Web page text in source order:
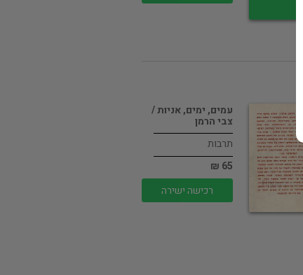
עמים, ימים, אניות /
צבי הרמן
תרבות
65 ₪
רכישה ישירה